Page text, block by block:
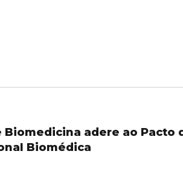
Biomedicina adere ao Pacto
Biomédica